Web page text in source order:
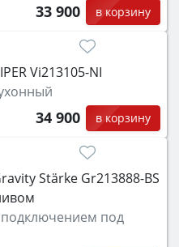
33 900 в корзину
Vi213105-NI
34 900 в корзину
Stärke Gr213888-BS
подключением под